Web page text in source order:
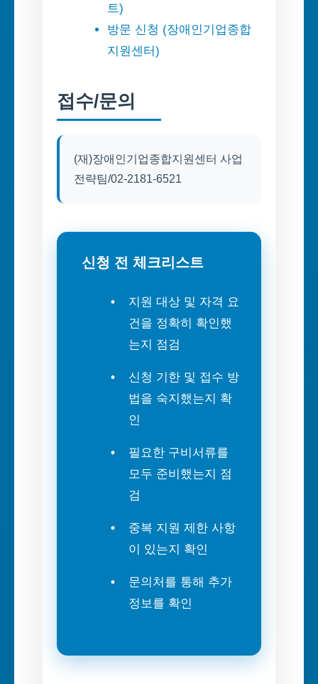
트)
방문 신청 (장애인기업종합
지원센터)
접수/문의
(재)장애인기업종합지원센터 사업
전략팀/02-2181-6521
신청 전 체크리스트
지원 대상 및 자격 요
건을 정확히 확인했
는지 점검
신청 기한 및 접수 방
법을 숙지했는지 확
인
필요한 구비서류를
모두 준비했는지 점
검
중복 지원 제한 사항
이 있는지 확인
문의처를 통해 추가
정보를 확인